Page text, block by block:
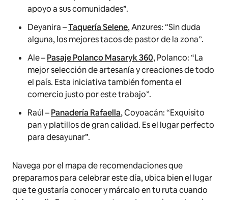
apoyo a sus comunidades”.
Deyanira –Taquería Selene, Anzures: “Sin duda
alguna, los mejores tacos de pastor de la zona”.
Ale –Pasaje Polanco Masaryk 360, Polanco: “La
mejor selección de artesanía y creaciones de todo
el país. Esta iniciativa también fomenta el
comercio justo por este trabajo”.
Raúl –Panadería Rafaella, Coyoacán: “Exquisito
pan y platillos de gran calidad. Es el lugar perfecto
para desayunar”.
Navega por el mapa de recomendaciones que
preparamos para celebrar este día, ubica bien el lugar
que te gustaría conocer y márcalo en tu ruta cuando